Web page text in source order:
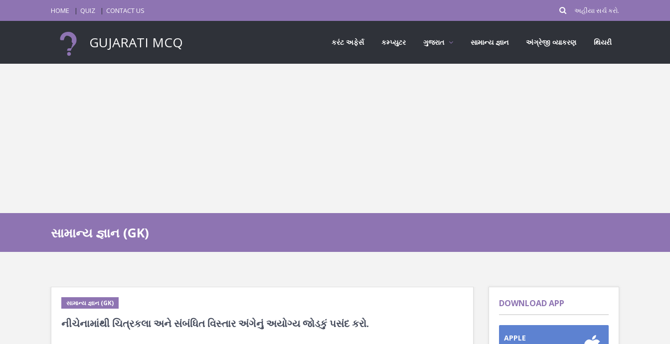
HOME QUIZ CONTACT US
GUJARATI MCQ કરંટ અફેર્સ કમ્પ્યુટર ગુજરાત સામાન્ય જ્ઞાન અંગ્રેજી વ્યાકરણ થિયરી
સામાન્ય જ્ઞાન (GK)
સામાન્ય જ્ઞાન (GK)
નીચેનામાંથી ચિત્રકલા અને સંબંધિત વિસ્તાર અંગેનું અયોગ્ય જોડકું પસંદ કરો.
DOWNLOAD APP
APPLE